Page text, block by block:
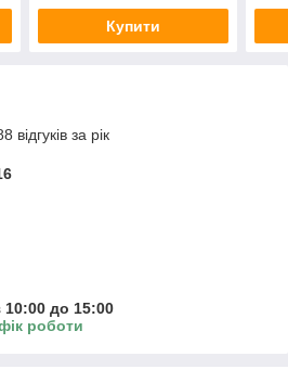
Купити
за рік
10:00 до 15:00
роботи